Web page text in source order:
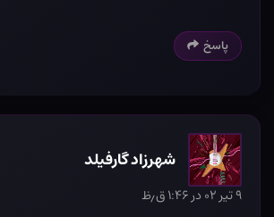
پاسخ
شهرزاد گارفیلد
۹ تیر ۰۲ در ۱:۴۶ ق٫ظ